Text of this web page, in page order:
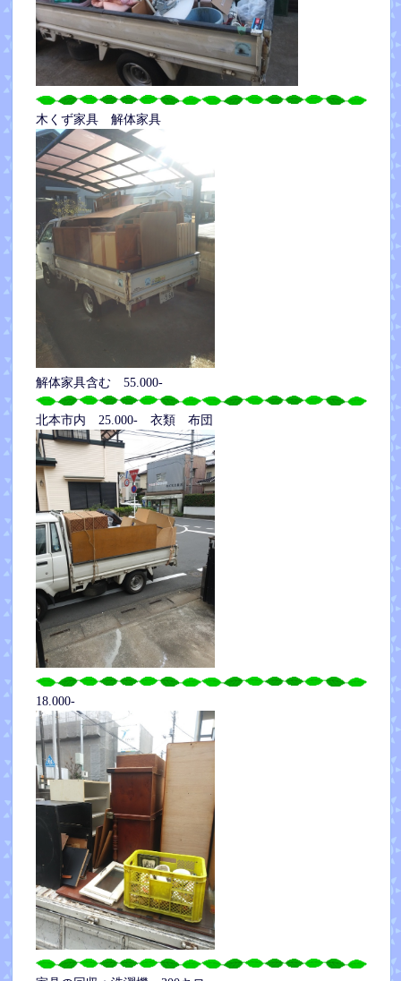
木くず家具 解体家具
解体家具含む 55.000-
北本市内 25.000- 衣類 布団
18.000-